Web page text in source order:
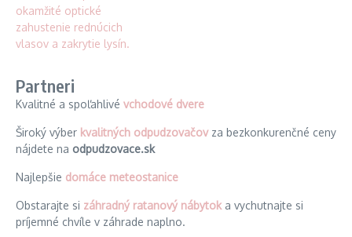
Partneri
Kvalitné a spoľahlivé vchodové dvere
Široký výber kvalitných odpudzovačovza bezkonkurenčné ceny
nájdete na odpudzovace.sk
Najlepšie domáce meteostanice
Obstarajte si záhradný ratanový nábytok a vychutnajte si
príjemné chvíle v záhrade naplno.